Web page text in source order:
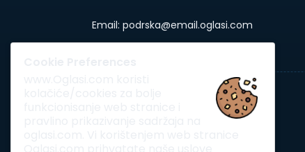
Email: podrska@email.oglasi.com
Telefon: +387 61 882255